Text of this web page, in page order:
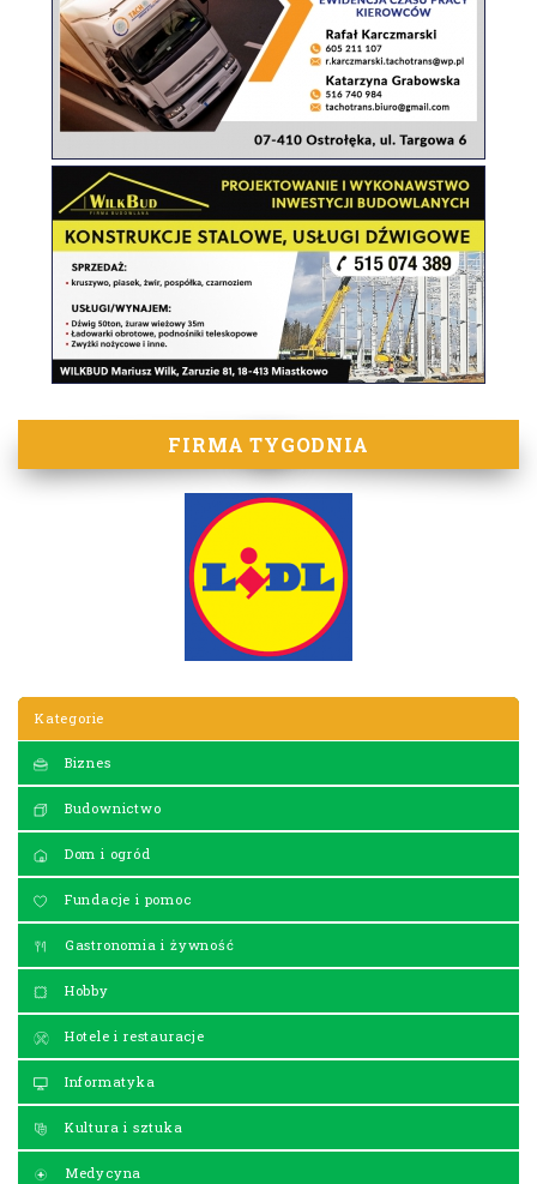
FIRMA TYGODNIA
Kategorie
Biznes
Budownictwo
Dom i ogród
Fundacje i pomoc
Gastronomia i żywność
Hobby
Hotele i restauracje
Informatyka
Kultura i sztuka
Medycyna